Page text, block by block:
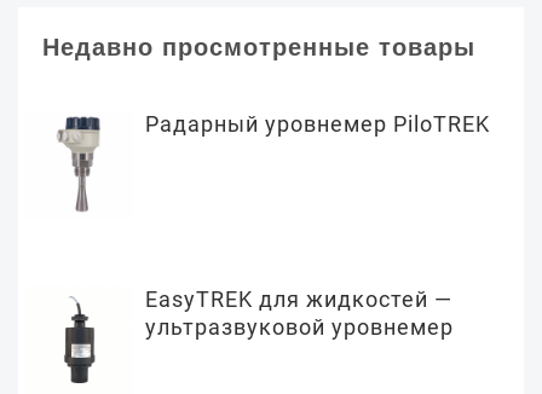
Недавно просмотренные товары
Радарный уровнемер PiloTREK
EasyTREK для жидкостей —
ультразвуковой уровнемер